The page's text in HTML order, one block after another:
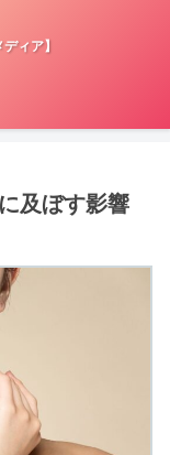
ィア】
及ぼす影響